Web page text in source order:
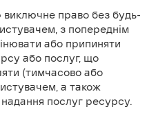
право без будь-
з попереднім
або припиняти
або послуг, що
(тимчасово або
а також
послуг ресурсу.